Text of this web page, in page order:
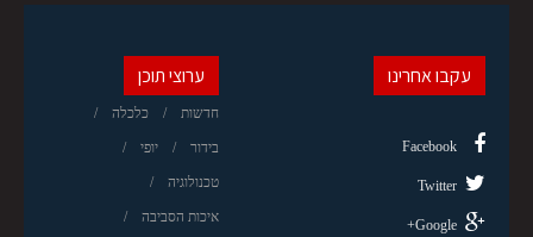
ערוצי תוכן
חדשות כלכלה
בידור יופי
טכנולוגיה
איכות הסביבה
עקבו אחרינו
Facebook
Twitter
Google+